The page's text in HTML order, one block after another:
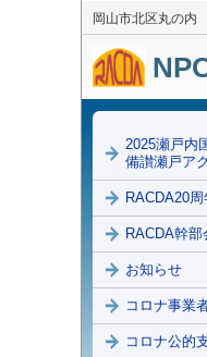
岡山市北区丸の内
2025瀬戸内
備讃瀬戸ア
RACDA20
RACDA幹部
お知らせ
コロナ事業
コロナ公的